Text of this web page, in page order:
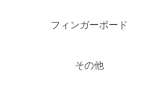
フィンガーボード
その他